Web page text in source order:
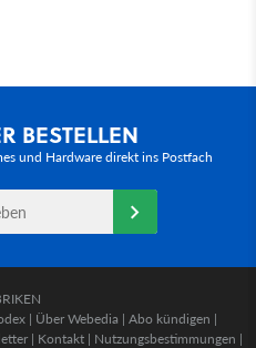
BESTELLEN
und Hardware direkt ins Postfach
| Über Webedia | Abo kündigen |
| Kontakt | Nutzungsbestimmungen |